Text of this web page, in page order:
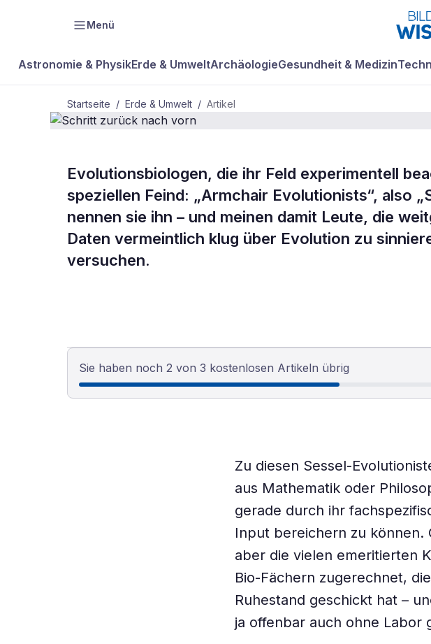
Menü
Astronomie & PhysikErde & UmweltArchäologieGesundheit & Medizin
Startseite / Erde & Umwelt / Artikel
BDW PlusERDE & UMWELT
Schritt zurück
vorn
Evolutionsbiologen, die ihr Feld experimentell
speziellen Feind: „Armchair Evolutionists“, also
nennen sie ihn – und meinen damit Leute, die
Daten vermeintlich klug über Evolution zu
versuchen.
Sie haben noch 2 von 3 kostenlosen Artikeln übrig
Zu diesen Sessel-
aus Mathematik oder
gerade durch ihr
Input bereichern zu können.
aber die vielen emeritierten
Bio-Fächern zugerechnet,
Ruhestand geschickt hat –
ja offenbar auch ohne Labor